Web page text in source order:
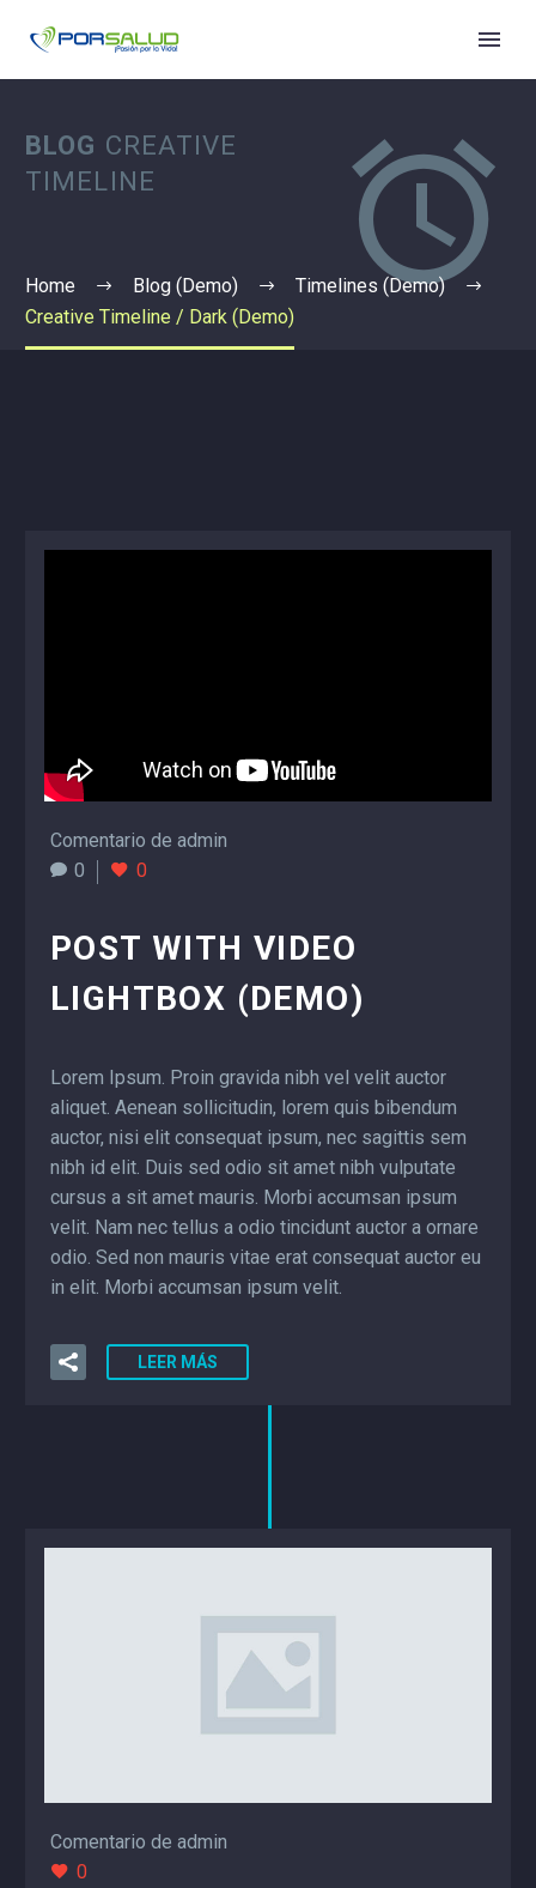


BLOG CREATIVE
TIMELINE
Home Blog (Demo)
Timelines (Demo)
Creative Timeline / Dark (Demo)
Comentario de admin
0
0
POST WITH VIDEO
LIGHTBOX (DEMO)
Lorem Ipsum. Proin gravida nibh vel velit auctor
aliquet. Aenean sollicitudin, lorem quis bibendum
auctor, nisi elit consequat ipsum, nec sagittis sem
nibh id elit. Duis sed odio sit amet nibh vulputate
cursus a sit amet mauris. Morbi accumsan ipsum
velit. Nam nec tellus a odio tincidunt auctor a ornare
odio. Sed non mauris vitae erat consequat auctor eu
in elit. Morbi accumsan ipsum velit.
LEER MÁS
Comentario de admin
0